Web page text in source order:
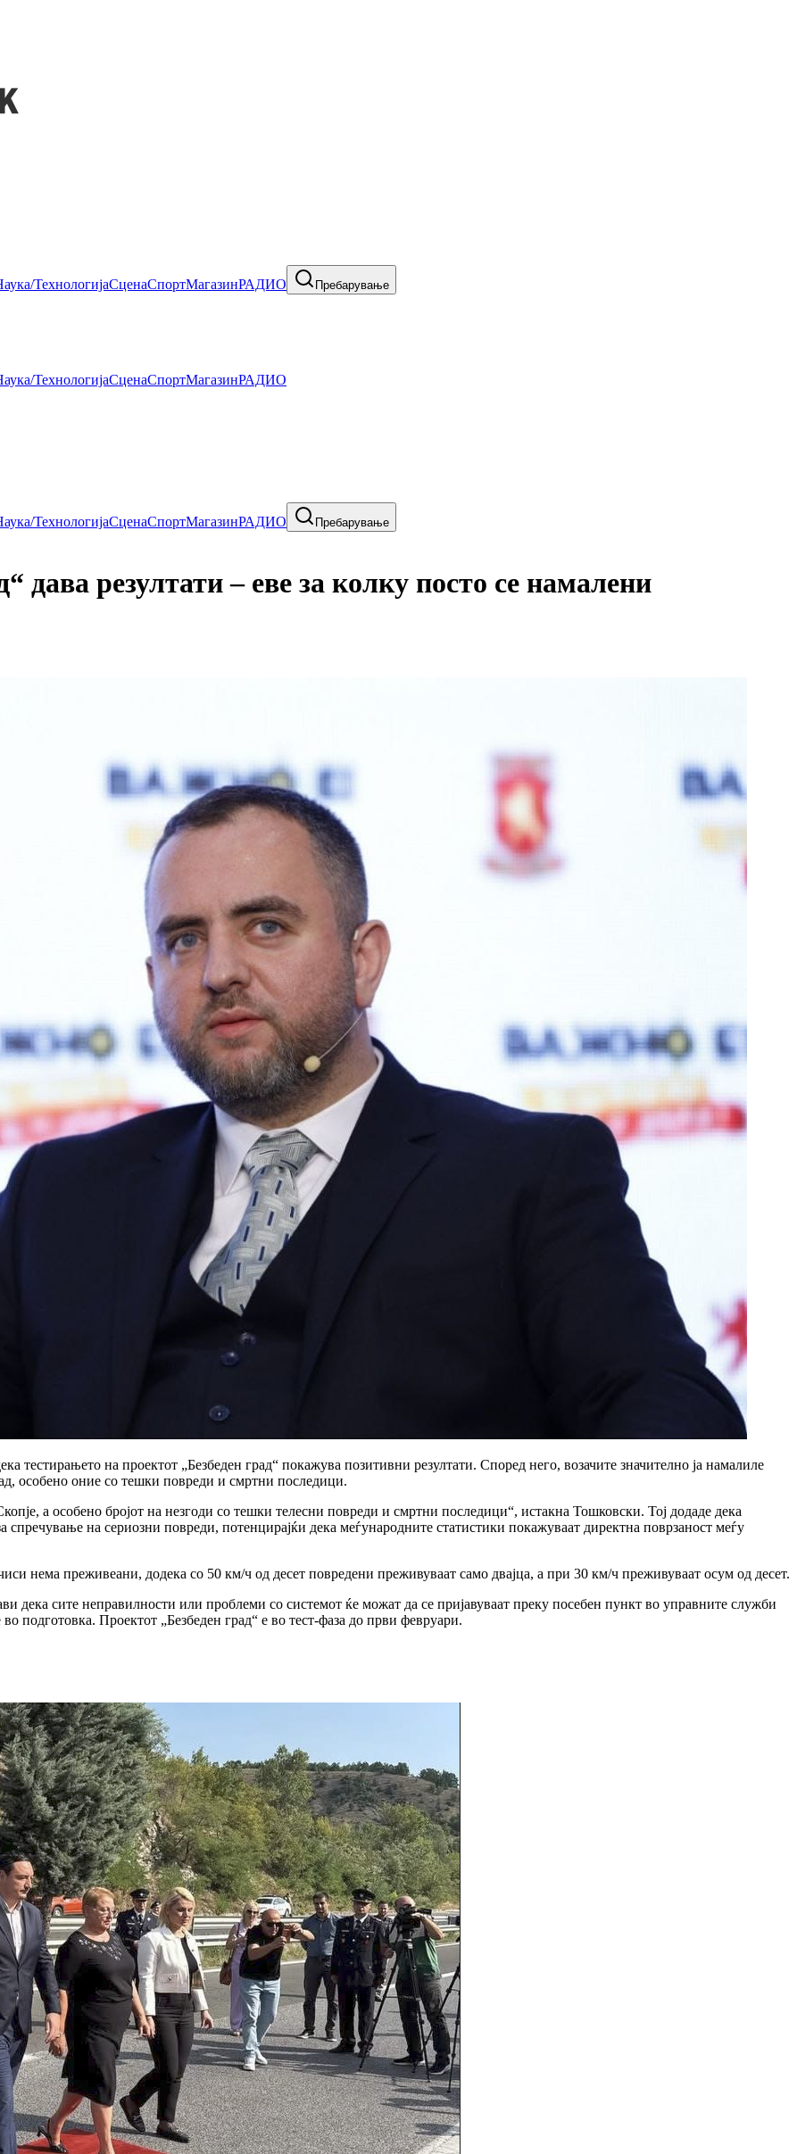
ТехнологијаСценаСпортМагазинРАДИО Пребарување
ТехнологијаСценаСпортМагазинРАДИО
ТехнологијаСценаСпортМагазинРАДИО Пребарување
резултати – еве за колку посто се намалени
на проектот „Безбеден град“ покажува позитивни резултати. Според него, возачите значително ја намалиле
особено оние со тешки повреди и смртни последици.
а особено бројот на незгоди со тешки телесни повреди и смртни последици“, истакна Тошковски. Тој додаде дека
на сериозни повреди, потенцирајќи дека меѓународните статистики покажуваат директна поврзаност меѓу
нема преживеани, додека со 50 км/ч од десет повредени преживуваат само двајца, а при 30 км/ч преживуваат осум од десет.
дека сите неправилности или проблеми со системот ќе можат да се пријавуваат преку посебен пункт во управните служби
подготовка. Проектот „Безбеден град“ е во тест-фаза до први февруари.